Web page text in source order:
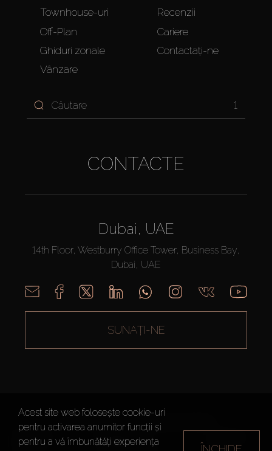
Townhouse-uri
Off-Plan
Ghiduri zonale
Vânzare
Recenzii
Cariere
Contactați-ne
1
CONTACTE
Dubai, UAE
14th Floor, Westburry Office Tower, Business Bay,
Dubai, UAE
SUNAȚI-NE
AX CAPITAL ©2026 Toate drepturile rezervate
Termeni de
utilizare
Politica de
Confidențialitate
ului
Acest site web folosește cookie-uri
pentru activarea anumitor funcții și
pentru a vă îmbunătăți experiența